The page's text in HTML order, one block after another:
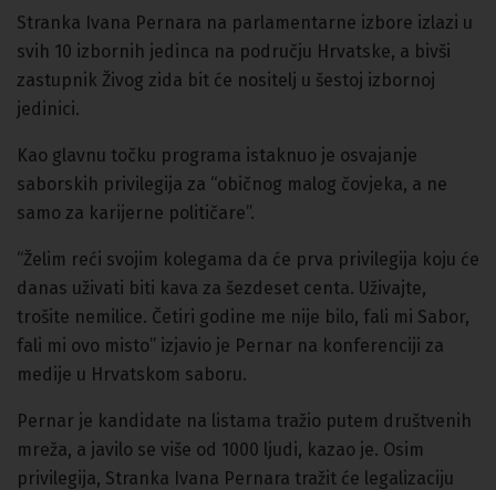
Stranka Ivana Pernara na parlamentarne izbore izlazi u
svih 10 izbornih jedinca na području Hrvatske, a bivši
zastupnik Živog zida bit će nositelj u šestoj izbornoj
jedinici.
Kao glavnu točku programa istaknuo je osvajanje
saborskih privilegija za “običnog malog čovjeka, a ne
samo za karijerne političare”.
“Želim reći svojim kolegama da će prva privilegija koju će
danas uživati biti kava za šezdeset centa. Uživajte,
trošite nemilice. Četiri godine me nije bilo, fali mi Sabor,
fali mi ovo misto” izjavio je Pernar na konferenciji za
medije u Hrvatskom saboru.
Pernar je kandidate na listama tražio putem društvenih
mreža, a javilo se više od 1000 ljudi, kazao je. Osim
privilegija, Stranka Ivana Pernara tražit će legalizaciju